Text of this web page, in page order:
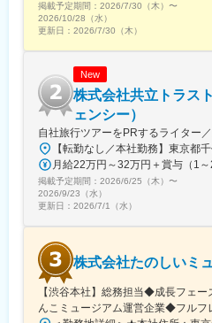
(東京都)、井の頭公園駅、府中
駅、京王多摩センター駅、新綱
急川崎駅、汐入駅、和田塚駅、
駅、新越谷駅、千葉中央駅、京
船橋駅、成田駅、公園駅、東我
駅(地下鉄)、静岡駅、第一通り
野県)、日本橋駅(大阪府)、南森
三宮駅(阪急・神戸高速)、六甲
条駅(京都市営)、近鉄奈良駅、
駅、三条駅(香川県)、西黒崎駅
いづろ通駅、銀座駅、高島町駅
イド駅、奥沢駅、洗足池駅、雪
京都)、中野新橋駅、駒込駅、
駅、町屋駅(東京メトロ)、下板
駅、泉体育館駅、府中本町駅
駅、国道駅、井土ケ谷駅、東白
掲載予定期間： 2026/7/30（木） 〜
2026/10/28（水）
更新日： 2026/7/30（木）
New
株式会社共立トラス
ェンシー）
自社旅行ツアーをPRするライター
掲載予定期間： 2026/6/25（木） 〜
2026/9/23（水）
更新日： 2026/7/1（水）
株式会社たのしいミ
【渋谷本社】総務担当◆成長フェ
んこミュージアム運営企業◆フルフ